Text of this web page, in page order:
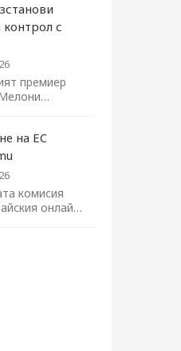
контрол с
премиер
на ЕС
комисия
онлайн
на
Ирландия....